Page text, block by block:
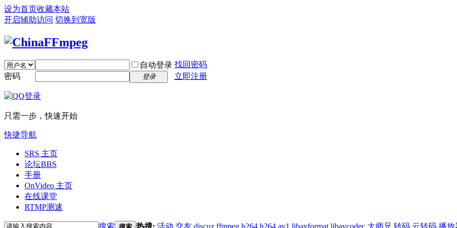
设为首页收藏本站
开启辅助访问 切换到宽版
自动登录 找回密码
密码
登录 立即注册
只需一步，快速开始
快捷导航
SRS 主页
论坛BBS
手册
OnVideo 主页
在线课堂
RTMP测速
搜索 热搜: 活动 交友 discuz ffmpeg h264 h264 av1 libavformat libavcodec 大师兄 转码 云转码 播放